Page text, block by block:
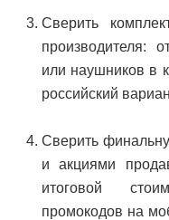
Сверить
производителя:
или наушников в
российский
Сверить
и акциями
итоговой
промокодов на